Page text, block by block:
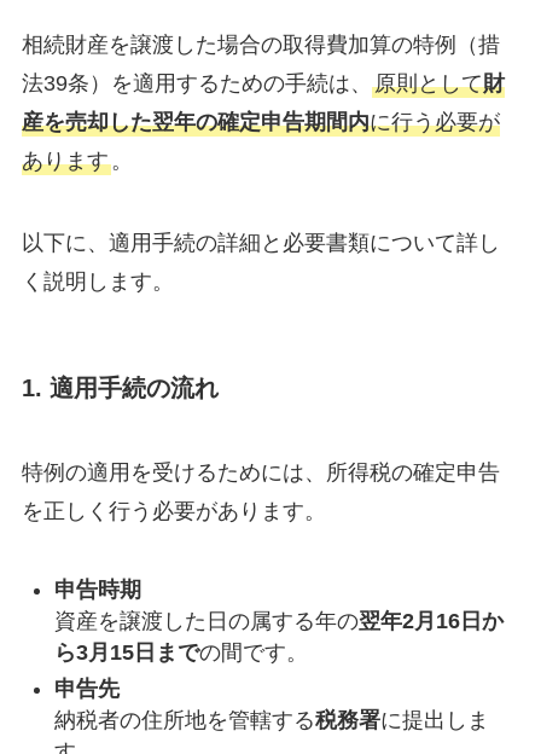
相続財産を譲渡した場合の取得費加算の特例（措
法39条）を適用するための手続は、 原則として財
産を売却した翌年の確定申告期間内に行う必要が
あります。
以下に、適用手続の詳細と必要書類について詳し
く説明します。
1. 適用手続の流れ
特例の適用を受けるためには、所得税の確定申告
を正しく行う必要があります。
申告時期
資産を譲渡した日の属する年の翌年2月16日か
ら3月15日までの間です。
申告先
納税者の住所地を管轄する税務署に提出しま